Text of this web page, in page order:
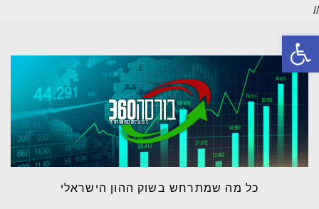
פתח סרגל נגישות
//
content
כל מה שמתרחש בשוק ההון הישראלי